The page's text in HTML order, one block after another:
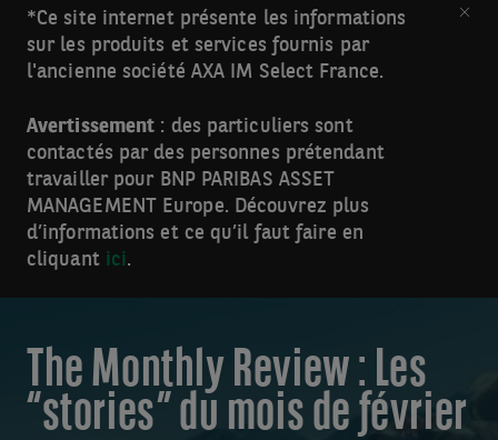
*Ce site internet présente les informations
sur les produits et services fournis par
l'ancienne société AXA IM Select France.
Avertissement : des particuliers sont
contactés par des personnes prétendant
travailler pour BNP PARIBAS ASSET
MANAGEMENT Europe. Découvrez plus
d’informations et ce qu’il faut faire en
cliquant ici.
The Monthly Review : Les
“stories” du mois de février